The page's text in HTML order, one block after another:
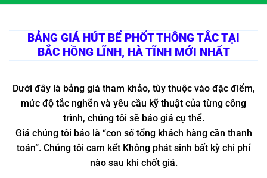
BẢNG GIÁ HÚT BỂ PHỐT THÔNG TẮC TẠI
BẮC HỒNG LĨNH, HÀ TĨNH MỚI NHẤT
Dưới đây là bảng giá tham khảo, tùy thuộc vào đặc điểm,
mức độ tắc nghẽn và yêu cầu kỹ thuật của từng công
trình, chúng tôi sẽ báo giá cụ thể.
Giá chúng tôi báo là “con số tổng khách hàng cần thanh
toán”. Chúng tôi cam kết Không phát sinh bất kỳ chi phí
nào sau khi chốt giá.